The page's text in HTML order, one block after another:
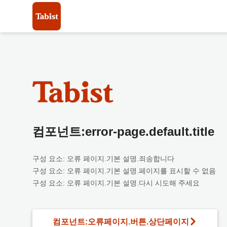
컴포넌트:error-page.default.title
구성 요소: 오류 페이지.기본 설명.죄송합니다
구성 요소: 오류 페이지.기본 설명.페이지를 표시할 수 없음
구성 요소: 오류 페이지.기본 설명.다시 시도해 주세요
컴포넌트:오류페이지.버튼.상단페이지